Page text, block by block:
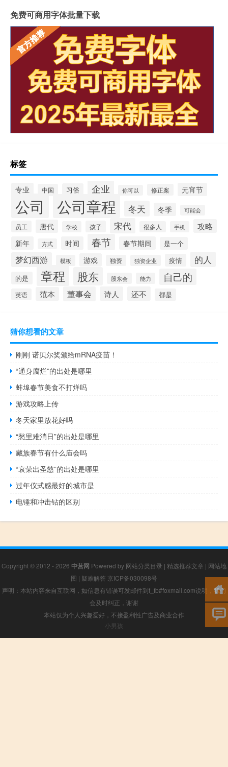
免费可商用字体批量下载
标签
专业 中国 习俗 企业 你可以 修正案 元宵节
公司 公司章程 冬天 冬季 可能会
员工 唐代 学校 孩子 宋代 很多人 手机 攻略
新年 方式 时间 春节 春节期间 是一个
梦幻西游 模板 游戏 独资 独资企业 疫情 的人
的是 章程 股东 股东会 能力 自己的
英语 范本 董事会 诗人 还不 都是
猜你想看的文章
刚刚 诺贝尔奖颁给mRNA疫苗！
“通身腐烂”的出处是哪里
蚌埠春节美食不打烊吗
游戏攻略上传
冬天家里放花好吗
“愁里难消日”的出处是哪里
藏族春节有什么庙会吗
“哀荣出圣慈”的出处是哪里
过年仪式感最好的城市是
电锤和冲击钻的区别
Copyright © 2012 - 2026 中营网 Powered by 网站分类目录 | 精选推荐文章 | 网站地
图 | 疑难解答 京ICP备030098号
声明：本站内容来自互联网，如信息有错误可发邮件到f_fb#foxmail.com说明，我们
会及时纠正，谢谢
本站仅为个人兴趣爱好，不接盈利性广告及商业合作
小男孩